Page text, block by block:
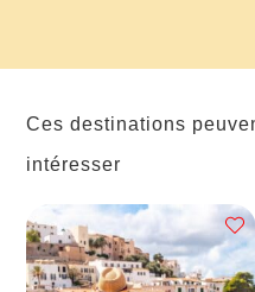
Ces destinations
intéresser